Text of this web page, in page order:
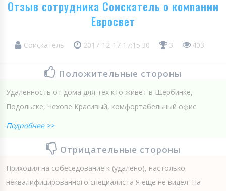
Отзыв сотрудника Соискатель о компании
Евросвет
Соискатель 2017-12-17 17:15:30 3 403
Положительные стороны
Удаленность от дома для тех кто живет в Щербинке,
Подольске, Чехове Красивый, комфортабельный офис
Подробнее >>
Отрицательные стороны
Приходил на собеседование к (удалено), настолько
неквалифицированного специалиста Я еще не видел. На